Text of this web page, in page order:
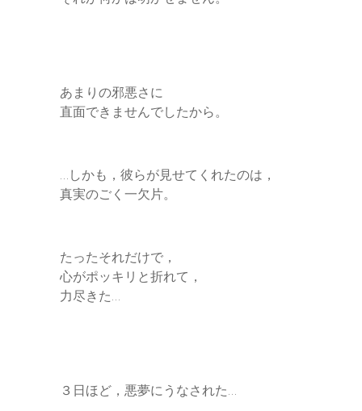
あまりの邪悪さに
直面できませんでしたから。
…しかも，彼らが見せてくれたのは，
真実のごく一欠片。
たったそれだけで，
心がポッキリと折れて，
力尽きた…
３日ほど，悪夢にうなされた…